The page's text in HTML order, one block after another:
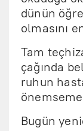
dünün
olmasını
Tam
çağında
ruhun
Bugün